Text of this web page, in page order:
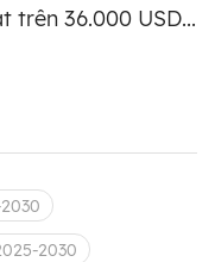
trên 36.000 USD...
2030